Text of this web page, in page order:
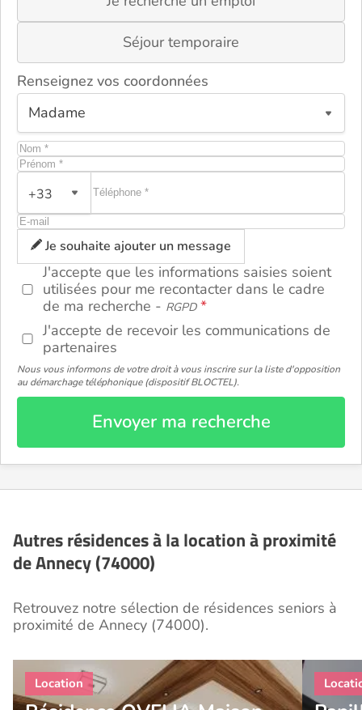
Séjour temporaire
Renseignez vos coordonnées
+33
Je souhaite ajouter un message
J'accepte que les informations saisies soient
utilisées pour me recontacter dans le cadre
de ma recherche - RGPD
J'accepte de recevoir les communications de
partenaires
Nous vous informons de votre droit à vous inscrire sur la liste d'opposition
au démarchage téléphonique (dispositif BLOCTEL).
Envoyer ma recherche
ou
Autres résidences à la location à proximité
de Annecy (74000)
Retrouvez notre sélection de résidences seniors à
proximité de Annecy (74000).